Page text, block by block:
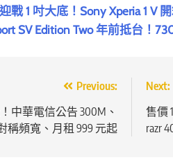
戰 1 吋大底！Sony Xperia 1 V
SV Edition Two 年前抵台！
Previous:
中華電信公告 300M、
稱頻寬、月租 999 元起
Next:
售價
razr